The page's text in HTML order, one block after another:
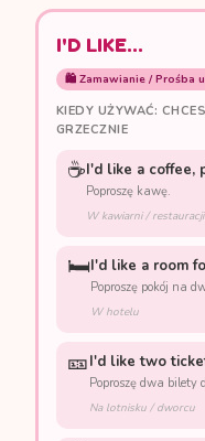
I'D LIKE...
🛍️ Zamawianie / Prośba
KIEDY UŻYWAĆ:
GRZECZNIE
☕I'd like a coffee,
Poproszę kawę.
W kawiarni / restauracji
🛏️I'd like a room
Poproszę pokój na
W hotelu
🎫I'd like two
Poproszę dwa bilety
Na lotnisku / dworcu